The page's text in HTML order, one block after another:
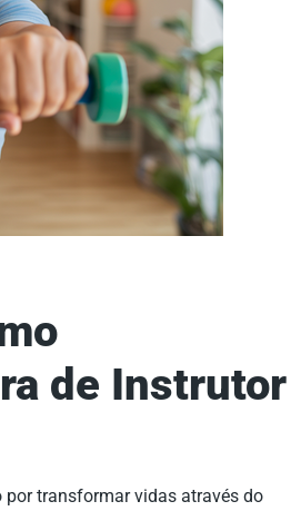
de Instrutor
por transformar vidas através do